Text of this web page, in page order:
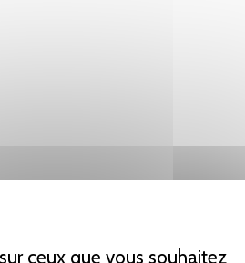
ceux que vous souhaitez